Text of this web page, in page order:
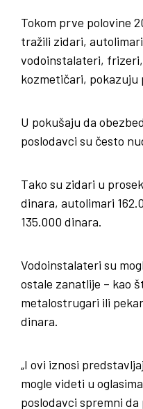
Tokom prve polovine
tražili zidari,
vodoinstalateri,
kozmetičari, pokazuju
U pokušaju da
poslodavci su često
Tako su zidari u
dinara, autolimari
135.000 dinara.
Vodoinstalateri su
ostale zanatlije – kao
metalostrugari ili
dinara.
„I ovi iznosi
mogle videti u
poslodavci spremni